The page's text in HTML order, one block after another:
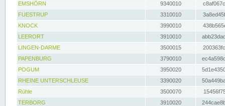
EMSHÖRN
9340010
FUESTRUP
3310010
KNOCK
3990010
LEERORT
3910010
LINGEN-DARME
3500015
PAPENBURG
3790010
POGUM
3950020
RHEINE UNTERSCHLEUSE
3390020
Rühle
3500070
TERBORG
3910020